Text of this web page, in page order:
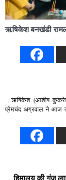
ऋषिकेश बनखंडी
ऋषिकेश (आशीष
प्रेमचंद अग्रवाल ने आज